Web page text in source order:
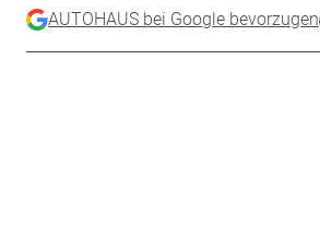
AUTOHAUS bei Google bevorzugen